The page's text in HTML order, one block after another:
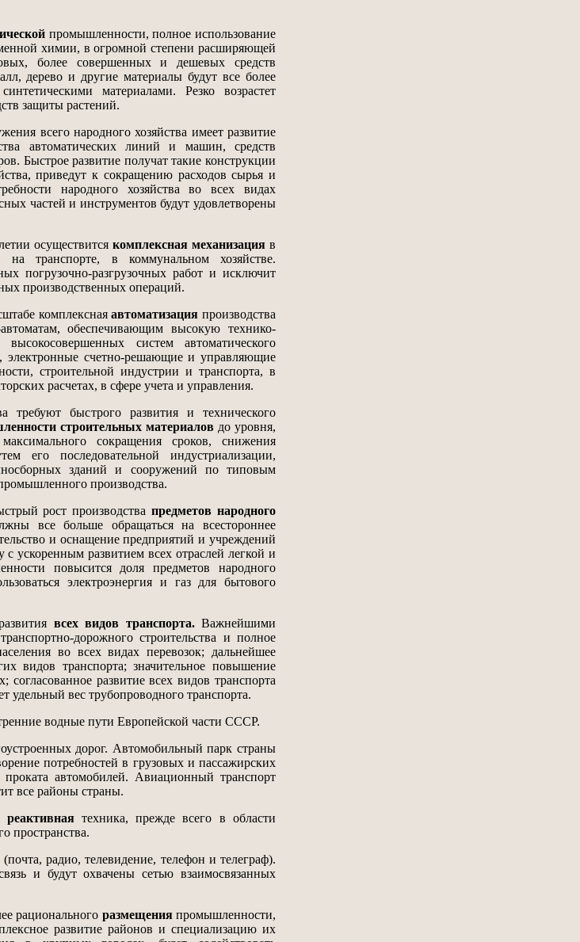
промышленности, полное использование
химии, в огромной степени расширяющей
более совершенных и дешевых средств
дерево и другие материалы будут все более
материалами. Резко возрастет
защиты растений.
всего народного хозяйства имеет развитие
автоматических линий и машин, средств
Быстрое развитие получат такие конструкции
приведут к сокращению расходов сырья и
народного хозяйства во всех видах
частей и инструментов будут удовлетворены
осуществится комплексная механизацияв
на транспорте, в коммунальном хозяйстве.
погрузочно-разгрузочных работ и исключит
производственных операций.
комплекснаяавтоматизация производства
обеспечивающим высокую технико-
систем автоматического
электронные счетно-решающие и управляющие
строительной индустрии и транспорта, в
расчетах, в сфере учета и управления.
быстрого развития и технического
строительных материалов до уровня,
сокращения сроков, снижения
его последовательной индустриализации,
зданий и сооружений по типовым
производства.
рост производствапредметов народного
все больше обращаться на всестороннее
и оснащение предприятий и учреждений
ускоренным развитием всех отраслей легкой и
повысится доля предметов народного
электроэнергия и газ для бытового
всех видов транспорта.Важнейшими
дорожного строительства и полное
во всех видах перевозок; дальнейшее
видов транспорта; значительное повышение
развитие всех видов транспорта
удельный вес трубопроводного транспорта.
водные пути Европейской части СССР.
дорог. Автомобильный парк страны
потребностей в грузовых и пассажирских
проката автомобилей. Авиационный транспорт
все районы страны.
реактивная техника, прежде всего в области
пространства.
(почта, радио, телевидение, телефон и телеграф).
и будут охвачены сетью взаимосвязанных
рационального размещенияпромышленности,
развитие районов и специализацию их